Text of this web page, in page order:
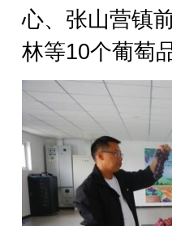
心、张山营镇
林等10个葡萄